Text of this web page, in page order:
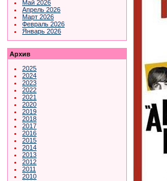
Май 2026
Апрель 2026
Март 2026
Февраль 2026
Январь 2026
Архив
2025
2024
2023
2022
2021
2020
2019
2018
2017
2016
2015
2014
2013
2012
2011
2010